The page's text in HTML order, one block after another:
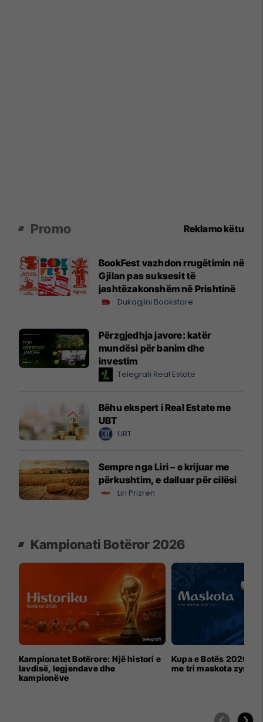
Promo Reklamo këtu
BookFest vazhdon rrugëtimin në
Gjilan pas suksesit të
jashtëzakonshëm në Prishtinë
Dukagjini Bookstore
Përzgjedhja javore: katër
mundësi për banim dhe
investim
Telegrafi Real Estate
Bëhu ekspert i Real Estate me
UBT
UBT
Sempre nga Liri – e krijuar me
përkushtim, e dalluar për cilësi
Liri Prizren
Kampionati Botëror 2026
Kampionatet Botërore: Një histori e
lavdisë, legjendave dhe
kampionëve
Kupa e Botës 2026
me tri maskota zyrtare